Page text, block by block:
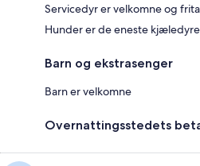
Servicedyr er velkomne og
Hunder er de eneste
Barn og ekstrasenger
Barn er velkomne
Overnattingsstedets